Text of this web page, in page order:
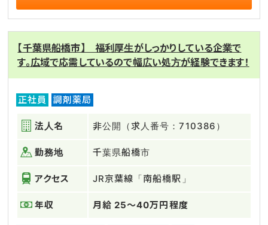
【千葉県船橋市】 福利厚生がしっかりしている企業で
す。広域で応需しているので幅広い処方が経験できます！
正社員 調剤薬局
法人名 非公開（求人番号：710386）
勤務地 千葉県船橋市
アクセス JR京葉線「南船橋駅」
年収 月給 25～40万円程度